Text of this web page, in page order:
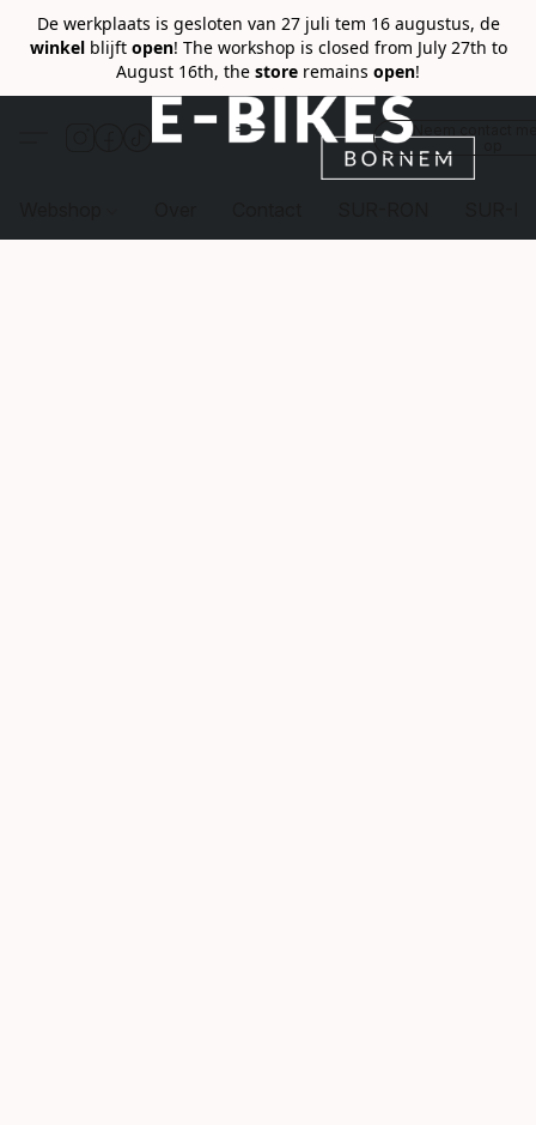
De werkplaats is gesloten van 27 juli tem 16 augustus, de
winkelblijft open! The workshop is closed from July 27th to
August 16th, the store remains open!
Neem contact